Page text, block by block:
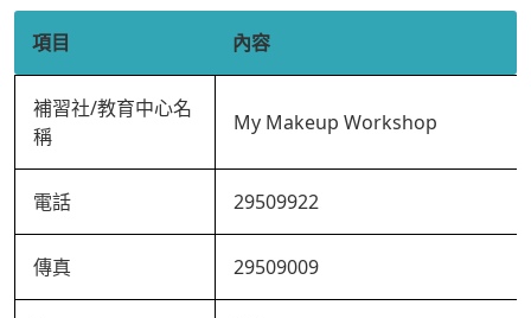
項目 內容
補習社/教育中心名
稱
My Makeup Workshop
電話 29509922
傳真 29509009